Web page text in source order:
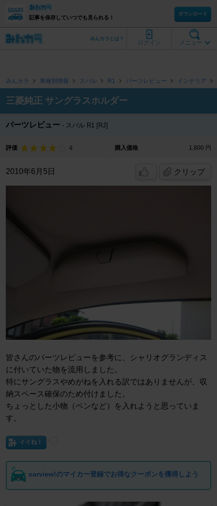
記事を保存していつでも見られる！
ダウンロード
メニュー
ログイン
みんカラとは？
みんカラ 車種別情報 スバル R1 パーツレビュー インテリア
三菱純正 サングラスホルダー
パーツレビュー スバル R1 [RJ]
評価 4 購入価格 1,800 円
2010年6月5日 クリップ
皆さんのパーツレビューを参考に、シャリオグランディス
に付いていた物を流用しました。
特にサングラスやめがねを入れる訳ではありませんが、収
納スペース確保のため付けました。
ちょっとした小物（ペンなど）を入れようと思っていま
す。
イイね！
carview!のマイカー登録でお得なクーポンを獲得しよう